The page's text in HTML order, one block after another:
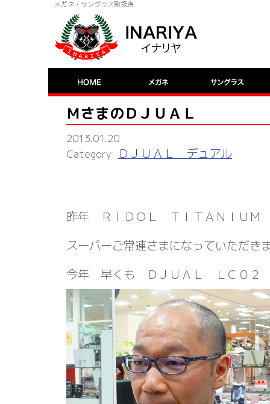
メガネ・サングラス取扱店
ＭさまのＤＪＵＡＬ
2013.01.20
ＤＪＵＡＬ デュアル
昨年 ＲＩＤＯＬ ＴＩＴＡＮＩＵ
スーパーご常連さまになっていただき
今年 早くも ＤＪＵＡＬ ＬＣ０２